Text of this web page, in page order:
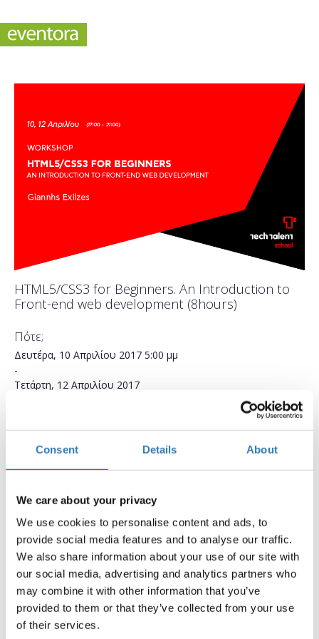
Consent Details About
We care about your privacy
We use cookies to personalise content and ads, to
provide social media features and to analyse our traffic.
We also share information about your use of our site with
our social media, advertising and analytics partners who
may combine it with other information that you’ve
provided to them or that they’ve collected from your use
of their services.
HTML5/CSS3 for Beginners. An Introduction to
Front-end web development (8hours)
Πότε;
Δευτέρα, 10 Απριλίου 2017 5:00 μμ
-
Τετάρτη, 12 Απριλίου 2017
Found.ation, Αθήνα
Συμμετοχή Η περίοδος εγγραφών έχει λήξει.
Ποια είναι τα βασικά στοιχεία μιας ιστοσελίδας και
πώς την κατασκευάζουμε με τη χρήση κώδικα HTML;
Μερικά από τα ερωτήματα που θα απαντήσουμε